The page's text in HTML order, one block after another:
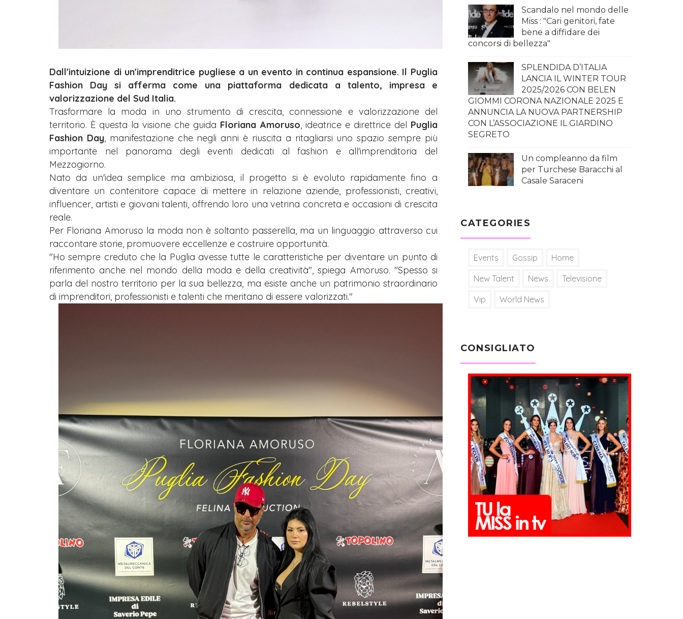
Dall'intuizione di un'imprenditrice pugliese a un evento in continua espansione. Il Puglia
Fashion Day si afferma come una piattaforma dedicata a talento, impresa e
valorizzazione del Sud Italia.
Trasformare la moda in uno strumento di crescita, connessione e valorizzazione del
territorio. È questa la visione che guida Floriana Amoruso , ideatrice e direttrice del Puglia
Fashion Day, manifestazione che negli anni è riuscita a ritagliarsi uno spazio sempre più
importante nel panorama degli eventi dedicati al fashion e all'imprenditoria del
Mezzogiorno.
Nato da un'idea semplice ma ambiziosa, il progetto si è evoluto rapidamente fino a
diventare un contenitore capace di mettere in relazione aziende, professionisti, creativi,
influencer, artisti e giovani talenti, offrendo loro una vetrina concreta e occasioni di crescita
reale.
Per Floriana Amoruso la moda non è soltanto passerella, ma un linguaggio attraverso cui
raccontare storie, promuovere eccellenze e costruire opportunità.
"Ho sempre creduto che la Puglia avesse tutte le caratteristiche per diventare un punto di
riferimento anche nel mondo della moda e della creatività", spiega Amoruso. "Spesso si
parla del nostro territorio per la sua bellezza, ma esiste anche un patrimonio straordinario
di imprenditori, professionisti e talenti che meritano di essere valorizzati."
Scandalo nel mondo delle
Miss : "Cari genitori, fate
bene a diffidare dei
concorsi di bellezza"
SPLENDIDA D’ITALIA
LANCIA IL WINTER TOUR
2025/2026 CON BELEN
GIOMMI CORONA NAZIONALE 2025 E
ANNUNCIA LA NUOVA PARTNERSHIP
CON L’ASSOCIAZIONE IL GIARDINO
SEGRETO
Un compleanno da film
per Turchese Baracchi al
Casale Saraceni
CATEGORIES
Events Gossip Home
New Talent News Televisione
Vip World News
CONSIGLIATO